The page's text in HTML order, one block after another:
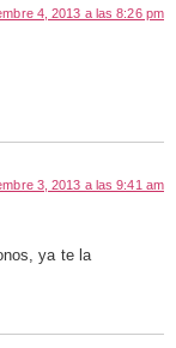
4, 2013 a las 8:26 pm
3, 2013 a las 9:41 am
ya te la